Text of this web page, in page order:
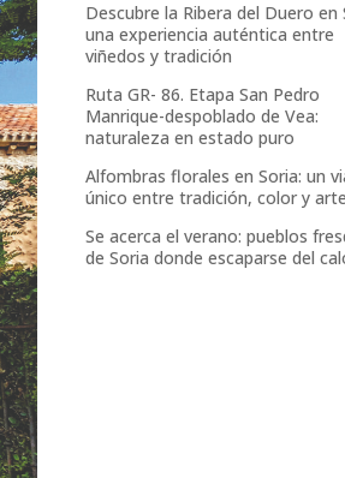
Descubre la Ribera del Duero en
una experiencia auténtica entre
viñedos y tradición
Ruta GR- 86. Etapa San Pedro
Manrique-despoblado de Vea:
naturaleza en estado puro
Alfombras florales en Soria: un
único entre tradición, color y arte
Se acerca el verano: pueblos
de Soria donde escaparse del